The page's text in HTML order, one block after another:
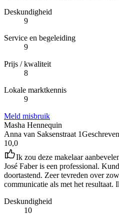
Deskundigheid
9
Service en begeleiding
9
Prijs / kwaliteit
8
Lokale marktkennis
9
Meld misbruik
Masha Hennequin
Anna van Saksenstraat 1
10,0
Ik zou deze makelaar
José Faber is een professional.
doortastend. Zeer tevreden over
communicatie als met het resultaat.
Deskundigheid
10